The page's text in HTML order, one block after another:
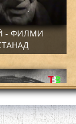
- ФИЛМИ